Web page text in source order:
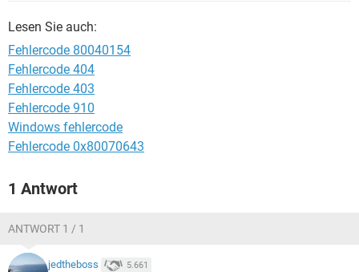
Lesen Sie auch:
Fehlercode 80040154
Fehlercode 404
Fehlercode 403
Fehlercode 910
Windows fehlercode
Fehlercode 0x80070643
1 Antwort
ANTWORT 1 / 1
jedtheboss 5.661